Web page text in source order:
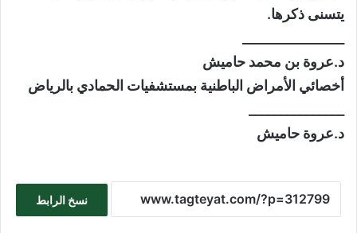
يتسنى ذكرها.
د.عروة بن محمد حاميش
أخصائي الأمراض الباطنية بمستشفيات الحمادي بالرياض
د.عروة حاميش
نسخ الرابط